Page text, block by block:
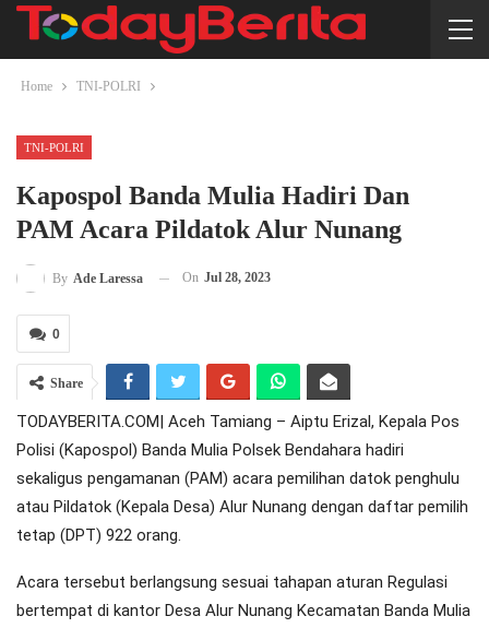
Home TNI-POLRI
TNI-POLRI
Kapospol Banda Mulia Hadiri Dan
PAM Acara Pildatok Alur Nunang
By Ade Laressa On Jul 28, 2023
0
Share
TODAYBERITA.COM| Aceh Tamiang – Aiptu Erizal, Kepala Pos
Polisi (Kapospol) Banda Mulia Polsek Bendahara hadiri
sekaligus pengamanan (PAM) acara pemilihan datok penghulu
atau Pildatok (Kepala Desa) Alur Nunang dengan daftar pemilih
tetap (DPT) 922 orang.
Acara tersebut berlangsung sesuai tahapan aturan Regulasi
bertempat di kantor Desa Alur Nunang Kecamatan Banda Mulia